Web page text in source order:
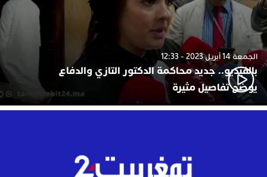
الجمعة 14 أبريل 2023 - 12:33
بالفيديو.. جديد محاكمة الدكتور التازي والدفاع
يوضح تفاصيل مثيرة